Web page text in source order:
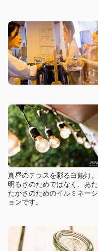
真昼のテラスを彩る白熱灯。
明るさのためではなく、あた
たかさのためのイルミネーシ
ョンです。